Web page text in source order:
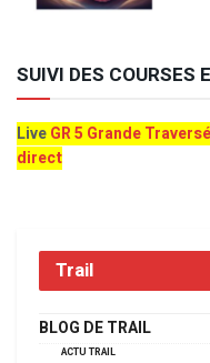
SUIVI DES COURSES
LiveGR 5 Grande
direct
Trail
BLOG DE TRAIL
ACTU TRAIL